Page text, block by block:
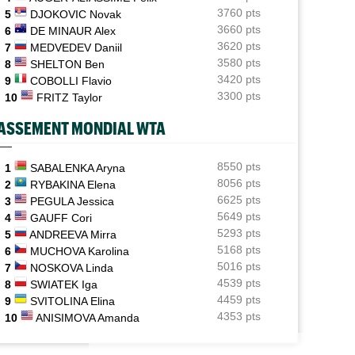
Holger Rune espéré à Cincinnati, mais sa mère sème le
doute...
05/08
US Open (Q)
Bonzi proche du tableau, Gea, Draper et Wawrinka en
qualifs
Sept Françaises engagées en qualifs, Kristina
Mladenovic protégée
05/08
US Open
Emma Raducanu doit digérer un nouveau forfait,
encore un coup dur
5
DJOKOVIC Novak
3760 pts
6
DE MINAUR Alex
3660 pts
7
MEDVEDEV Daniil
3620 pts
8
SHELTON Ben
3580 pts
9
COBOLLI Flavio
3420 pts
10
FRITZ Taylor 3300 pts
MONDIAL WTA
1 SABALENKA Aryna
8550 pts
2
RYBAKINA Elena
8056 pts
3
PEGULA Jessica
6625 pts
4
GAUFF Cori
5649 pts
5
ANDREEVA Mirra
5293 pts
6
MUCHOVA Karolina
5168 pts
7
NOSKOVA Linda
5016 pts
8
SWIATEK Iga
4539 pts
9
SVITOLINA Elina
4459 pts
10
ANISIMOVA Amanda 4353 pts